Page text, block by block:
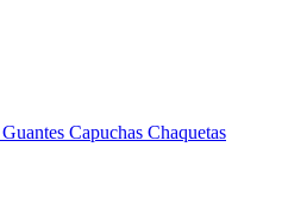
Guantes Capuchas Chaquetas